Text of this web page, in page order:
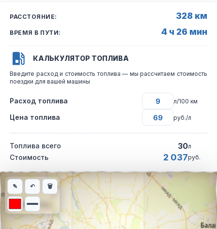
РАССТОЯНИЕ: 328 км
ВРЕМЯ В ПУТИ: 4 ч 26 мин
КАЛЬКУЛЯТОР ТОПЛИВА
Введите расход и стоимость топлива — мы рассчитаем стоимость
поездки для вашей машины
Расход топлива л/100 км
Цена топлива руб./л
Топлива всего 30л
Стоимость 2 037руб.
Интерактивная карта автомобильного маршрута из города
✎ ↶ 🗑